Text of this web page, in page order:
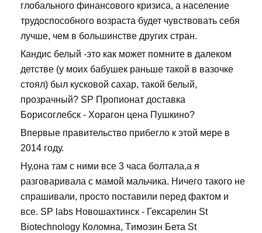
глобального финансового кризиса, а население
трудоспособного возраста будет чувствовать себя
лучше, чем в большинстве других стран.
Кандис белый -это как может помните в далеком
детстве (у моих бабушек раньше такой в вазочке
стоял) был кусковой сахар, такой белый,
прозрачный? SP Пропионат доставка
Борисоглебск - Хорагон цена Пушкино?
Впервые правительство прибегло к этой мере в
2014 году.
Ну,она там с ними все 3 часа болтала,а я
разговаривала с мамой мальчика. Ничего такого не
спрашивали, просто поставили перед фактом и
все. SP labs Новошахтинск - Гексарелин St
Biotechnology Коломна, Tимозин Бета St